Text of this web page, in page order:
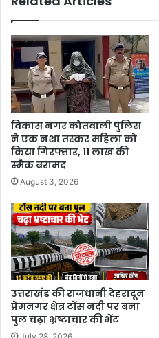
विकास नगर कोतवाली पुलिस
ने एक नशा तस्कर महिला को
किया गिरफ्तार, 11 लाख की
स्मैक बरामद
August 3, 2026
उत्तराखंड की राजधानी देहरादून
प्रेमनगर क्षेत्र टोंस नदी पर बना
पुल चढ़ा भ्रष्टाचार की भेंट